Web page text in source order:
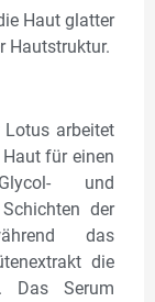
Haut glatter
Hautstruktur.
Lotus arbeitet
für einen
und
der
das
die
Das Serum